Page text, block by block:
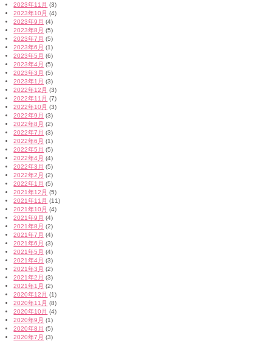
2023年11月 (3)
2023年10月 (4)
2023年9月 (4)
2023年8月 (5)
2023年7月 (5)
2023年6月 (1)
2023年5月 (6)
2023年4月 (5)
2023年3月 (5)
2023年1月 (3)
2022年12月 (3)
2022年11月 (7)
2022年10月 (3)
2022年9月 (3)
2022年8月 (2)
2022年7月 (3)
2022年6月 (1)
2022年5月 (5)
2022年4月 (4)
2022年3月 (5)
2022年2月 (2)
2022年1月 (5)
2021年12月 (5)
2021年11月 (11)
2021年10月 (4)
2021年9月 (4)
2021年8月 (2)
2021年7月 (4)
2021年6月 (3)
2021年5月 (4)
2021年4月 (3)
2021年3月 (2)
2021年2月 (3)
2021年1月 (2)
2020年12月 (1)
2020年11月 (8)
2020年10月 (4)
2020年9月 (1)
2020年8月 (5)
2020年7月 (3)